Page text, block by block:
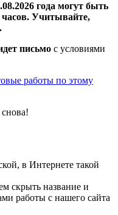
года могут быть
часов. Учитывайте,
письмо с условиями
работы по этому
в Интернете такой
скрыть название и
работы с нашего сайта